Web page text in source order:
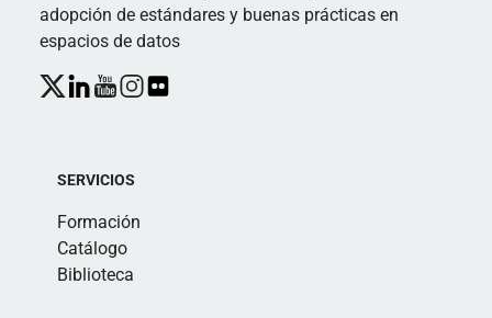
adopción de estándares y buenas prácticas en
espacios de datos
SERVICIOS
Formación
Catálogo
Biblioteca